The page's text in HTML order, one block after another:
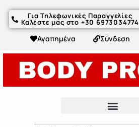
Για Τηλεφωνικές Παραγγελίες
Καλέστε μας στο +30 6973034774
Αγαπημένα Σύνδεση